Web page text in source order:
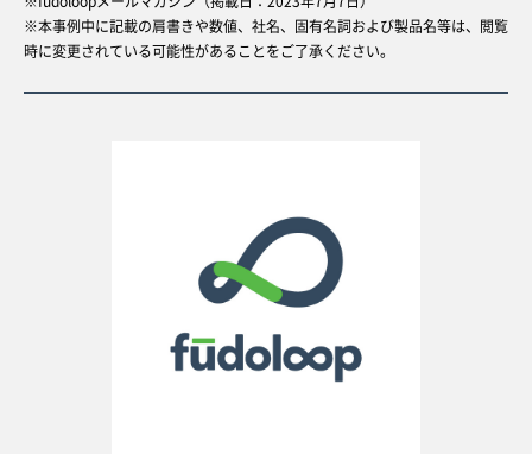
※本事例中に記載の肩書きや数値、社名、固有名詞および製品名等は、閲覧
時に変更されている可能性があることをご了承ください。